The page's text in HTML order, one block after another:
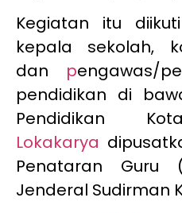
Kegiatan itu
kepala sekolah,
dan pengawas/
pendidikan di
Pendidikan
Lokakarya
Penataran Guru
Jenderal Sudirman